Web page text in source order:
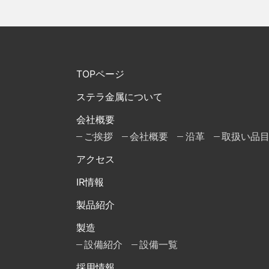
TOPページ
ステラ金属について
会社概要
ご挨拶
会社概要 沿革 取扱い品目
アクセス
IR情報
製品紹介
製造
設備紹介
設備一覧